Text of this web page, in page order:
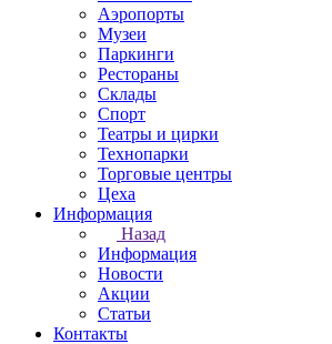
Аэропорты
Музеи
Паркинги
Рестораны
Склады
Спорт
Театры и цирки
Технопарки
Торговые центры
Цеха
Информация
Назад
Информация
Новости
Акции
Статьи
Контакты